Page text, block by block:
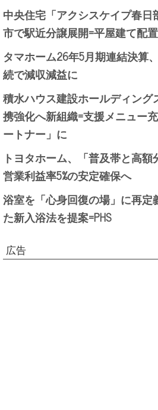
中央住宅「アクシスケイプ春
市で駅近分譲展開=平屋建て配
タマホーム26年5月期連結決算
続で減収減益に
積水ハウス建設ホールディン
携強化へ新組織=支援メニュー
ートナー」に
トヨタホーム、「普及帯と高
営業利益率5%の安定確保へ
浴室を「心身回復の場」に再定
た新入浴法を提案=PHS
広告